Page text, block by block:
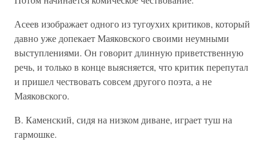
Асеев изображает одного из тугоухих критиков, который
давно уже допекает Маяковского своими неумными
выступлениями. Он говорит длинную приветственную
речь, и только в конце выясняется, что критик перепутал
и пришел чествовать совсем другого поэта, а не
Маяковского.
В. Каменский, сидя на низком диване, играет туш на
гармошке.